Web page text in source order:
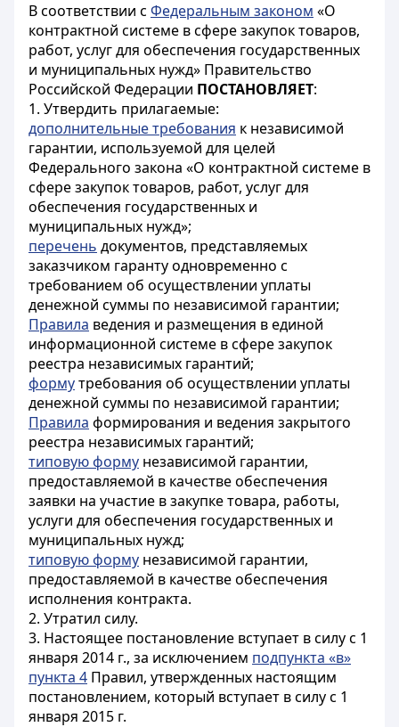
В соответствии с Федеральным законом «О
контрактной системе в сфере закупок товаров,
работ, услуг для обеспечения государственных
и муниципальных нужд» Правительство
Российской Федерации ПОСТАНОВЛЯЕТ:
1. Утвердить прилагаемые:
дополнительные требования к независимой
гарантии, используемой для целей
Федерального закона «О контрактной системе в
сфере закупок товаров, работ, услуг для
обеспечения государственных и
муниципальных нужд»;
перечень документов, представляемых
заказчиком гаранту одновременно с
требованием об осуществлении уплаты
денежной суммы по независимой гарантии;
Правила ведения и размещения в единой
информационной системе в сфере закупок
реестра независимых гарантий;
формутребования об осуществлении уплаты
денежной суммы по независимой гарантии;
Правила формирования и ведения закрытого
реестра независимых гарантий;
типовую форму независимой гарантии,
предоставляемой в качестве обеспечения
заявки на участие в закупке товара, работы,
услуги для обеспечения государственных и
муниципальных нужд;
типовую форму независимой гарантии,
предоставляемой в качестве обеспечения
исполнения контракта.
2. Утратил силу.
3. Настоящее постановление вступает в силу с 1
января 2014 г., за исключением подпункта «в»
пункта 4 Правил, утвержденных настоящим
постановлением, который вступает в силу с 1
января 2015 г.